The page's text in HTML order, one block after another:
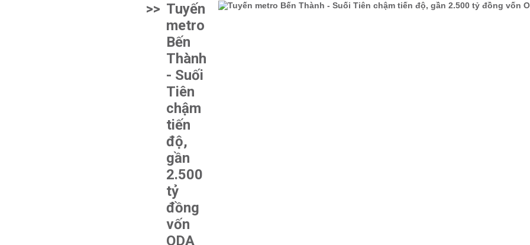
>> Tuyến
metro
Bến
Thành
- Suối
Tiên
chậm
tiến
độ,
gần
2.500
tỷ
đồng
vốn
ODA